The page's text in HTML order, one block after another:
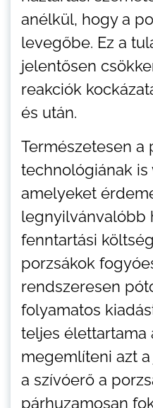
anélkül, hogy a
levegőbe. Ez a
jelentősen
reakciók
és után.
Természetesen a
technológiának is
amelyeket
legnyilvánvalóbb
fenntartási
porzsákok
rendszeresen
folyamatos
teljes élettartama
megemlíteni azt
a szívóerő a
párhuzamosan